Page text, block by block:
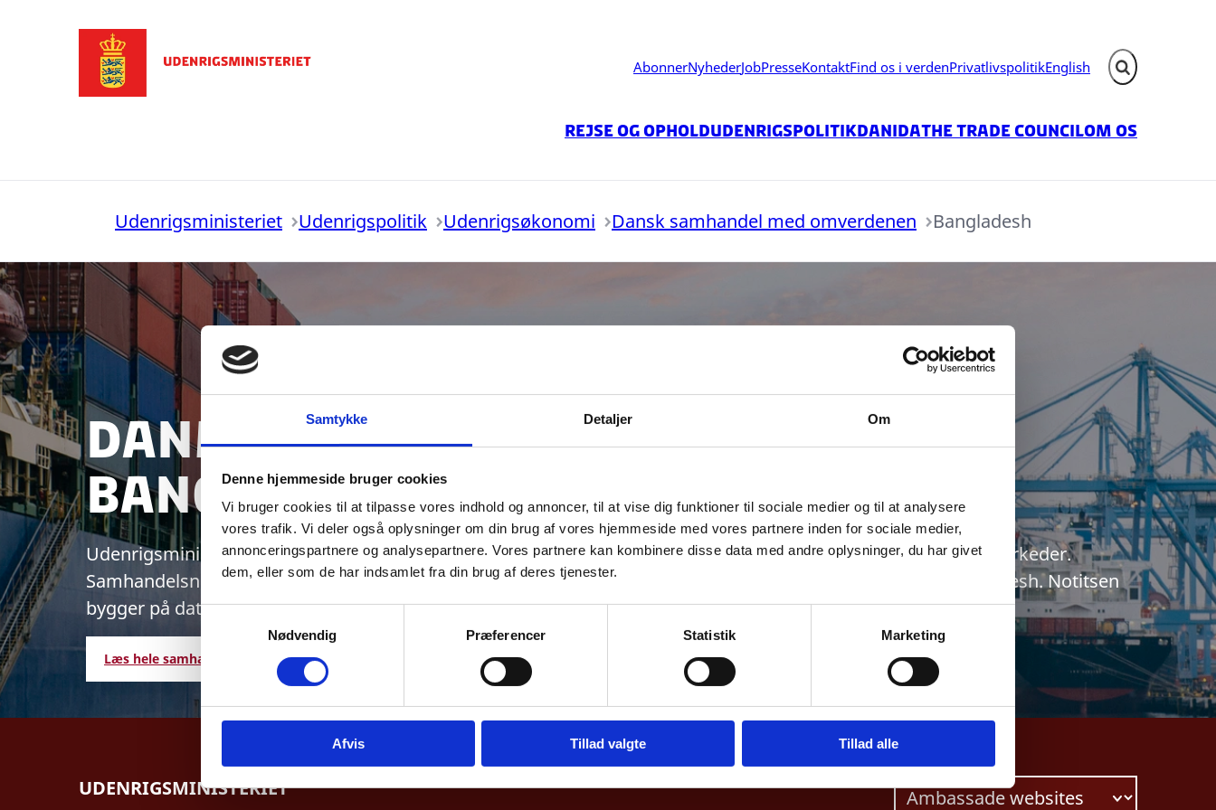
Samtykke Detaljer Om
Denne hjemmeside bruger cookies
Vi bruger cookies til at tilpasse vores indhold og annoncer, til at vise dig funktioner til sociale medier og til at analysere
vores trafik. Vi deler også oplysninger om din brug af vores hjemmeside med vores partnere inden for sociale medier,
annonceringspartnere og analysepartnere. Vores partnere kan kombinere disse data med andre oplysninger, du har givet
dem, eller som de har indsamlet fra din brug af deres tjenester.
S
a
m
t
k
v
Nødvendig Præferencer Statistik Marketing
Afvis Tillad valgte Tillad alle
AbonnerNyhederJobPresseKontaktFind os i verdenPrivatlivspolitikEnglish Fold søgefelt ud
Rejse og opholdUdenrigspolitikDanidaThe Trade CouncilOm os
Udenrigsministeriet Udenrigspolitik Udenrigsøkonomi Dansk samhandel med omverdenen Bangladesh
Danmarks samhandel med
Bangladesh
Udenrigsministeriet udarbejder aktuelle oversigter over dansk samhandel med Danmarks vigtigste eksportmarkeder.
Samhandelsnotitsen giver et aktuelt billede af Danmarks eks –og import samt direkte investeringer til Bangladesh. Notitsen
bygger på data fra Danmarks Statistik og Nationalbanken.
Læs hele samhandelsnotitsen her
UDENRIGSMINISTERIET